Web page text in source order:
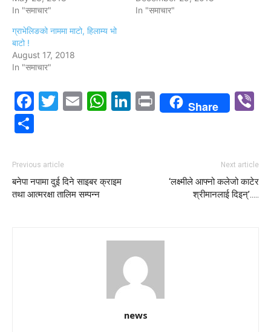
In "समाचार"
In "समाचार"
ग्राभेलिङको नाममा माटो, हिलाम्य भो
बाटो !
August 17, 2018
In "समाचार"
Facebook
Twitter
EmailWhatsApp
LinkedIn
PrintShare
Previous article
बनेपा नपामा दुई दिने साइबर क्राइम
तथा आत्मरक्षा तालिम सम्पन्न
Next article
‘लक्ष्मीले आफ्नो कलेजो काटेर
श्रीमानलाई दिइन्’…..
news